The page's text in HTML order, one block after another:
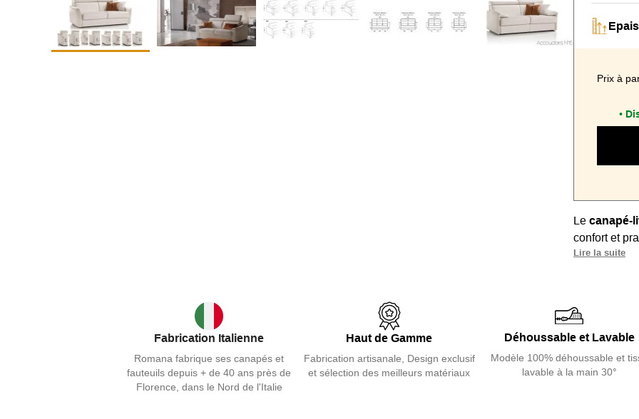
Prix à
•
Le canapé-
confort et
qualité pour
esthétique
Pour
Lire la suite
Fabrication Italienne
Romana fabrique ses canapés et
fauteuils depuis + de 40 ans près de
Florence, dans le Nord de l'Italie
Haut de Gamme
Fabrication artisanale, Design exclusif
et sélection des meilleurs matériaux
Déhoussable et Lavable
Modèle 100% déhoussable et
lavable à la main 30°